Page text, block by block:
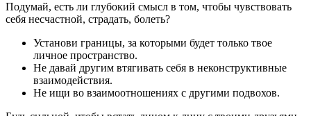
Подумай, есть ли глубокий смысл в том, чтобы чувствовать
себя несчастной, страдать, болеть?
Установи границы, за которыми будет только твое
личное пространство.
Не давай другим втягивать себя в неконструктивные
взаимодействия.
Не ищи во взаимоотношениях с другими подвохов.